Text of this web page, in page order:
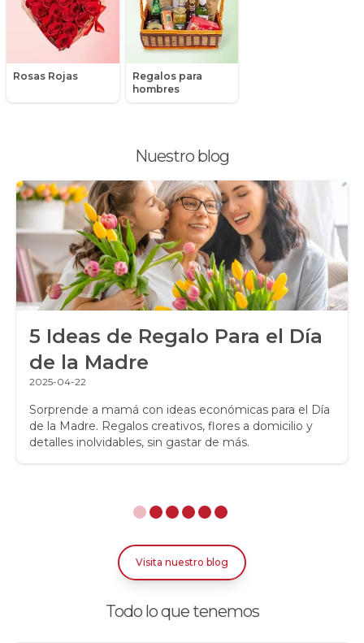
Rosas Rojas
Regalos para
hombres
Nuestro blog
5 Ideas de Regalo Para el Día
de la Madre
2025-04-22
Sorprende a mamá con ideas económicas para el Día
de la Madre. Regalos creativos, flores a domicilio y
detalles inolvidables, sin gastar de más.
Visita nuestro blog
Todo lo que tenemos
Packs de productos
Peluches
Peonias
Promociones y Ofertas
Ramos de Flores
Ramos de Novia
Ramos de Rosas
Regalos a Domicilio
Regalos para Hombres
Regalos para niños
Rosas
Rosas Amarillas
Rosas Azules
Rosas Bicolor Blancas-Rojas
Rosas Blancas
Rosas Damasco